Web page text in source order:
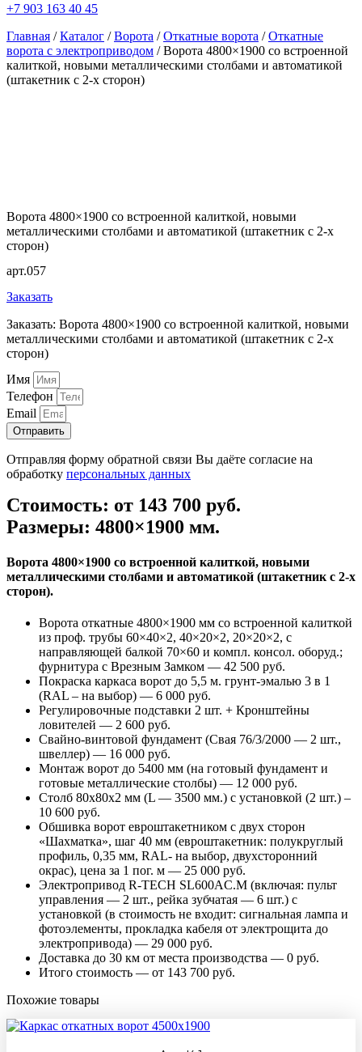
+7 903 163 40 45
Главная /Каталог /Ворота /Откатные ворота /Откатные
ворота с электроприводом / Ворота 4800×1900 со встроенной
калиткой, новыми металлическими столбами и автоматикой
(штакетник с 2-х сторон)
Ворота 4800×1900 со встроенной калиткой, новыми
металлическими столбами и автоматикой (штакетник с 2-х
сторон)
арт.057
Заказать
Заказать: Ворота 4800×1900 со встроенной калиткой, новыми
металлическими столбами и автоматикой (штакетник с 2-х
сторон)
Имя
Телефон
Email
Отправить
Отправляя форму обратной связи Вы даёте согласие на
обработку персональных данных
Стоимость: от 143 700 руб.
Размеры: 4800×1900 мм.
Ворота 4800×1900 со встроенной калиткой, новыми
металлическими столбами и автоматикой (штакетник с 2-х
сторон).
Ворота откатные 4800×1900 мм со встроенной калиткой
из проф. трубы 60×40×2, 40×20×2, 20×20×2, с
направляющей балкой 70×60 и компл. консол. оборуд.;
фурнитура с Врезным Замком — 42 500 руб.
Покраска каркаса ворот до 5,5 м. грунт-эмалью 3 в 1
(RAL – на выбор) — 6 000 руб.
Регулировочные подставки 2 шт. + Кронштейны
ловителей — 2 600 руб.
Свайно-винтовой фундамент (Свая 76/3/2000 — 2 шт.,
швеллер) — 16 000 руб.
Монтаж ворот до 5400 мм (на готовый фундамент и
готовые металлические столбы) — 12 000 руб.
Столб 80х80х2 мм (L — 3500 мм.) с установкой (2 шт.) –
10 600 руб.
Обшивка ворот евроштакетником с двух сторон
«Шахматка», шаг 40 мм (евроштакетник: полукруглый
профиль, 0,35 мм, RAL- на выбор, двухсторонний
окрас), цена за 1 пог. м — 25 000 руб.
Электропривод R-TECH SL600AC.M (включая: пульт
управления — 2 шт., рейка зубчатая — 6 шт.) с
установкой (в стоимость не входит: сигнальная лампа и
фотоэлементы, прокладка кабеля от электрощита до
электропривода) — 29 000 руб.
Доставка до 30 км от места производства — 0 руб.
Итого стоимость — от 143 700 руб.
Похожие товары